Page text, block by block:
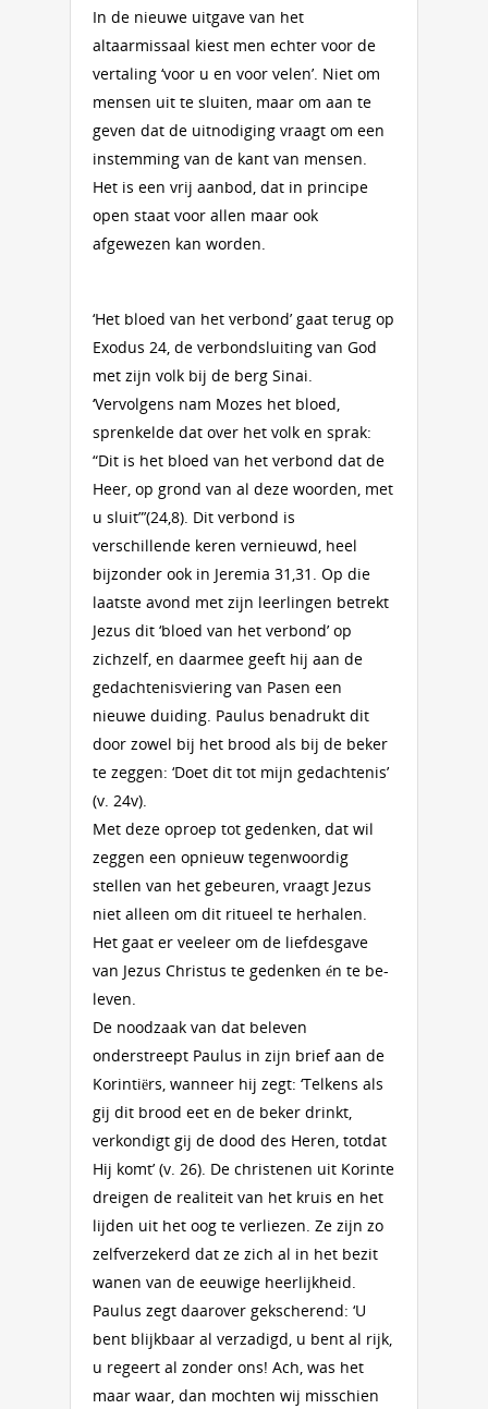
In de nieuwe uitgave van het
altaarmissaal kiest men echter voor de
vertaling ‘voor u en voor velen’. Niet om
mensen uit te sluiten, maar om aan te
geven dat de uitnodiging vraagt om een
instemming van de kant van mensen.
Het is een vrij aanbod, dat in principe
open staat voor allen maar ook
afgewezen kan worden.
‘Het bloed van het verbond’ gaat terug op
Exodus 24, de verbondsluiting van God
met zijn volk bij de berg Sinai.
‘Vervolgens nam Mozes het bloed,
sprenkelde dat over het volk en sprak:
“Dit is het bloed van het verbond dat de
Heer, op grond van al deze woorden, met
u sluit”’(24,8). Dit verbond is
verschillende keren vernieuwd, heel
bijzonder ook in Jeremia 31,31. Op die
laatste avond met zijn leerlingen betrekt
Jezus dit ‘bloed van het verbond’ op
zichzelf, en daarmee geeft hij aan de
gedachtenisviering van Pasen een
nieuwe duiding. Paulus benadrukt dit
door zowel bij het brood als bij de beker
te zeggen: ‘Doet dit tot mijn gedachtenis’
(v. 24v).
Met deze oproep tot gedenken, dat wil
zeggen een opnieuw tegenwoordig
stellen van het gebeuren, vraagt Jezus
niet alleen om dit ritueel te herhalen.
Het gaat er veeleer om de liefdesgave
van Jezus Christus te gedenken én te be-
leven.
De noodzaak van dat beleven
onderstreept Paulus in zijn brief aan de
Korintiërs, wanneer hij zegt: ‘Telkens als
gij dit brood eet en de beker drinkt,
verkondigt gij de dood des Heren, totdat
Hij komt’ (v. 26). De christenen uit Korinte
dreigen de realiteit van het kruis en het
lijden uit het oog te verliezen. Ze zijn zo
zelfverzekerd dat ze zich al in het bezit
wanen van de eeuwige heerlijkheid.
Paulus zegt daarover gekscherend: ‘U
bent blijkbaar al verzadigd, u bent al rijk,
u regeert al zonder ons! Ach, was het
maar waar, dan mochten wij misschien